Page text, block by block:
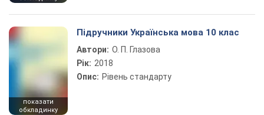
показати
обкладинку
Підручники Українська мова 10 клас
Автори: О. П. Глазова
Рік: 2018
Опис: Рівень стандарту